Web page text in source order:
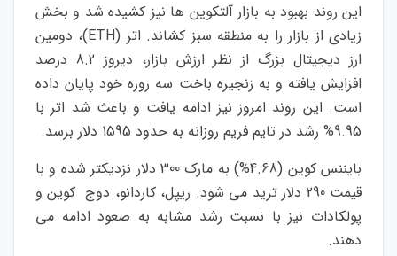
این روند بهبود به بازار آلتکوین ها نیز کشیده شد و بخش
زیادی از بازار را به منطقه سبز کشاند. اتر (ETH)، دومین
ارز دیجیتال بزرگ از نظر ارزش بازار، دیروز 8.2 درصد
افزایش یافته و به زنجیره باخت سه روزه خود پایان داده
است. این روند امروز نیز ادامه یافت و باعث شد اتر با
9.95% رشد در تایم فریم روزانه به حدود 1595 دلار برسد.
بایننس کوین (4.68%) به مارک 300 دلار نزدیکتر شده و با
قیمت 290 دلار ترید می شود. ریپل، کاردانو، دوج کوین و
پولکادات نیز با نسبت رشد مشابه به صعود ادامه می
دهند.